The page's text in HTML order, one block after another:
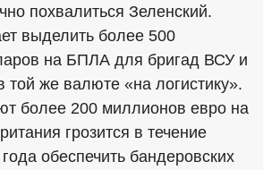
похвалиться Зеленский.
выделить более 500
на БПЛА для бригад ВСУ и
той же валюте «на логистику».
более 200 миллионов евро на
грозится в течение
обеспечить бандеровских